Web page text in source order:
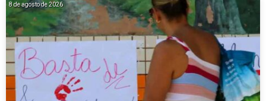
8 de agosto de 2026